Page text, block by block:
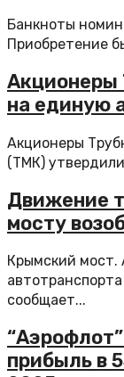
Банкноты
Приобретение
Акционеры
на единую
Акционеры
(ТМК)
Движение
мосту
Крымский
сообщает...
прибыль в